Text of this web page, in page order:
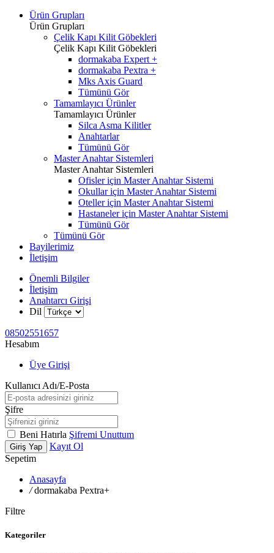
Ürün Grupları
Ürün Grupları
Çelik Kapı Kilit Göbekleri
Çelik Kapı Kilit Göbekleri
dormakaba Expert +
dormakaba Pextra +
Mks Axis Guard
Tümünü Gör
Tamamlayıcı Ürünler
Tamamlayıcı Ürünler
Silca Asma Kilitler
Anahtarlar
Tümünü Gör
Master Anahtar Sistemleri
Master Anahtar Sistemleri
Ofisler için Master Anahtar Sistemi
Okullar için Master Anahtar Sistemi
Oteller için Master Anahtar Sistemi
Hastaneler için Master Anahtar Sistemi
Tümünü Gör
Tümünü Gör
Bayilerimiz
İletişim
Önemli Bilgiler
İletişim
Anahtarcı Girişi
Dil
08502551657
Hesabım
Üye Girişi
Kullanıcı Adı/E-Posta
Şifre
Beni Hatırla Şifremi Unuttum
Giriş Yap
Kayıt Ol
Sepetim
Anasayfa
/ dormakaba Pextra+
Filtre
Kategoriler